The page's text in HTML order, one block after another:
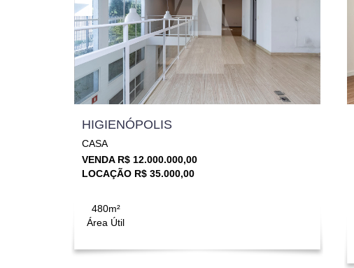
HIGIENÓPOLIS
CASA
VENDA R$ 12.000.000,00
LOCAÇÃO R$ 35.000,00
480m²
Área Útil